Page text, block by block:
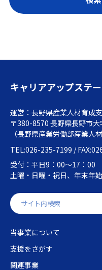
キャリアアップステ
運営：長野県産業人材育成
〒380-8570 長野県長野市
（長野県産業労働部産業人
TEL:026-235-7199 /
受付：平日9：00～17：00
土曜・日曜・祝日、年末年
当事業について
支援をさがす
関連事業